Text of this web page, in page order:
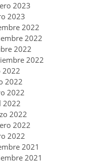
2023
2023
2022
2022
2022
2022
2022
2022
2022
2022
2022
2022
2022
2021
2021